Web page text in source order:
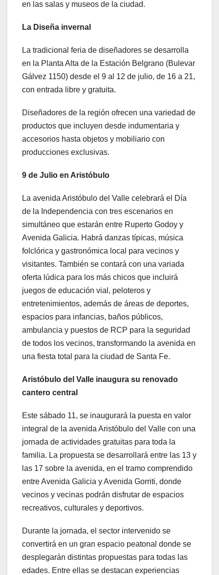
en las salas y museos de la ciudad.
La Diseña invernal
La tradicional feria de diseñadores se desarrolla
en la Planta Alta de la Estación Belgrano (Bulevar
Gálvez 1150) desde el 9 al 12 de julio, de 16 a 21,
con entrada libre y gratuita.
Diseñadores de la región ofrecen una variedad de
productos que incluyen desde indumentaria y
accesorios hasta objetos y mobiliario con
producciones exclusivas.
9 de Julio en Aristóbulo
La avenida Aristóbulo del Valle celebrará el Día
de la Independencia con tres escenarios en
simultáneo que estarán entre Ruperto Godoy y
Avenida Galicia. Habrá danzas típicas, música
folclórica y gastronómica local para vecinos y
visitantes. También se contará con una variada
oferta lúdica para los más chicos que incluirá
juegos de educación vial, peloteros y
entretenimientos, además de áreas de deportes,
espacios para infancias, baños públicos,
ambulancia y puestos de RCP para la seguridad
de todos los vecinos, transformando la avenida en
una fiesta total para la ciudad de Santa Fe.
Aristóbulo del Valle inaugura su renovado
cantero central
Este sábado 11, se inaugurará la puesta en valor
integral de la avenida Aristóbulo del Valle con una
jornada de actividades gratuitas para toda la
familia. La propuesta se desarrollará entre las 13 y
las 17 sobre la avenida, en el tramo comprendido
entre Avenida Galicia y Avenida Gorriti, donde
vecinos y vecinas podrán disfrutar de espacios
recreativos, culturales y deportivos.
Durante la jornada, el sector intervenido se
convertirá en un gran espacio peatonal donde se
desplegarán distintas propuestas para todas las
edades. Entre ellas se destacan experiencias